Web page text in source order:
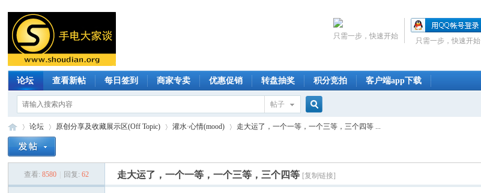
只需一步，快速开始
只需一步，快速开始
论坛 查看新帖 每日签到 商家专卖 优惠促销 转盘抽奖 积分竞拍 客户端app下载
帖子
搜
索
论坛
›
原创分享及收藏展示区(Off Topic)
›
灌水·心情(mood)
›
走大运了，一个一等，一个三等，三个四等 ...
查看: 8580 回复: 62 走大运了，一个一等，一个三等，三个四等 [复制链接]